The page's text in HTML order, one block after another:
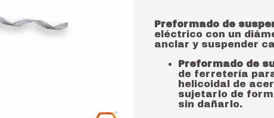
Preformado de
eléctrico con un
anclar y suspender
Preformado de
de ferretería
helicoidal de
sujetarlo de
sin dañarlo.